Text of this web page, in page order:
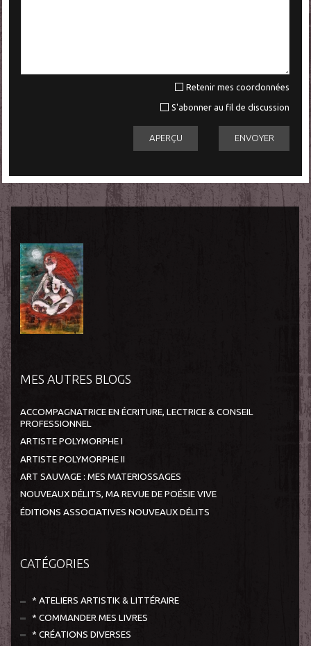
Retenir mes coordonnées
S'abonner au fil de discussion
MES AUTRES BLOGS
ACCOMPAGNATRICE EN ÉCRITURE, LECTRICE & CONSEIL
PROFESSIONNEL
ARTISTE POLYMORPHE I
ARTISTE POLYMORPHE II
ART SAUVAGE : MES MATERIOSSAGES
NOUVEAUX DÉLITS, MA REVUE DE POÉSIE VIVE
ÉDITIONS ASSOCIATIVES NOUVEAUX DÉLITS
CATÉGORIES
* ATELIERS ARTISTIK & LITTÉRAIRE
* COMMANDER MES LIVRES
* CRÉATIONS DIVERSES